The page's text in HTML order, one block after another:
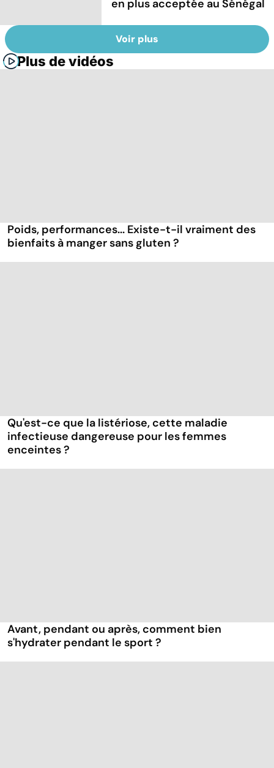
en plus acceptée au Sénégal
Voir plus
Plus de vidéos
Poids, performances... Existe-t-il vraiment des
bienfaits à manger sans gluten ?
Qu'est-ce que la listériose, cette maladie
infectieuse dangereuse pour les femmes
enceintes ?
Avant, pendant ou après, comment bien
s'hydrater pendant le sport ?